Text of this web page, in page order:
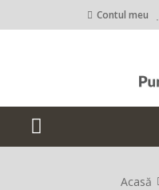
Contul meu
Acasă